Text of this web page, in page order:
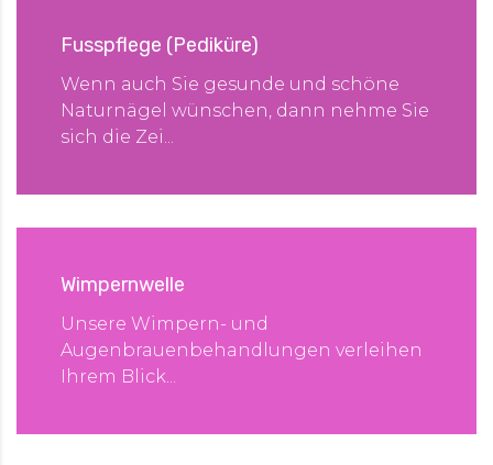
Fusspflege (Pediküre)
Wenn auch Sie gesunde und schöne
Naturnägel wünschen, dann nehme Sie
sich die Zei...
Wimpernwelle
Unsere Wimpern- und
Augenbrauenbehandlungen verleihen
Ihrem Blick...